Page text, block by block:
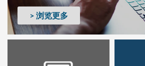
> 浏览更多